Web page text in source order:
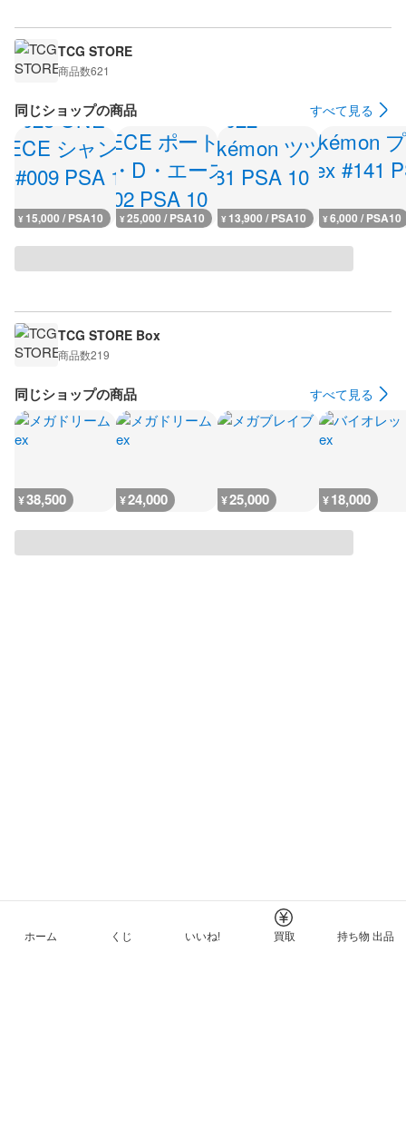
TCG STORE
商品数621
同じショップの商品 すべて見る
¥ 15,000 / PSA10 ¥25,000 / PSA10 ¥ 13,900 / PSA10 ¥6,000 / PSA10
TCG STORE Box
商品数219
同じショップの商品 すべて見る
¥38,500 ¥24,000 ¥25,000 ¥18,000
ホーム くじ いいね! 買取 持ち物 出品